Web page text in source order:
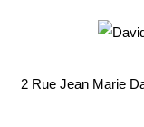
2 Rue Jean Marie